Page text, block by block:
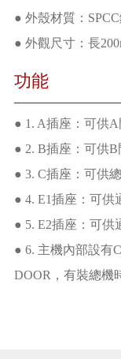
● 外殼材質：
● 外觀尺寸：長
功能
● 1. A插座：可供
● 2. B插座：可供
● 3. C插座：可供
● 4. E1插座：可供
● 5. E2插座：可供
● 6. 主機內部設有
DOOR，有裝總機